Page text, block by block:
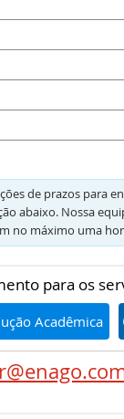
de prazos para
abaixo. Nossa
no máximo uma
para os
Acadêmica